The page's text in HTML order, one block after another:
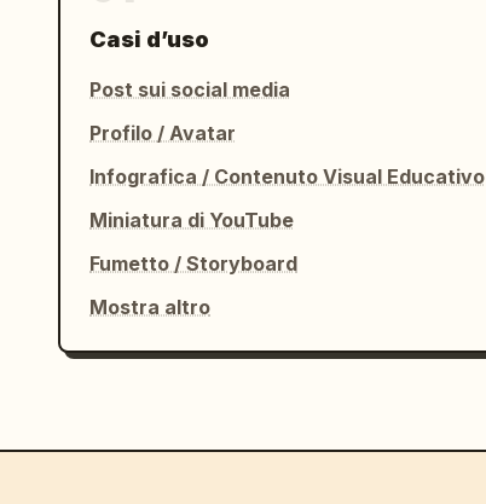
Casi d’uso
Post sui social media
Profilo / Avatar
Infografica / Contenuto Visual Educativo
Miniatura di YouTube
Fumetto / Storyboard
Mostra altro